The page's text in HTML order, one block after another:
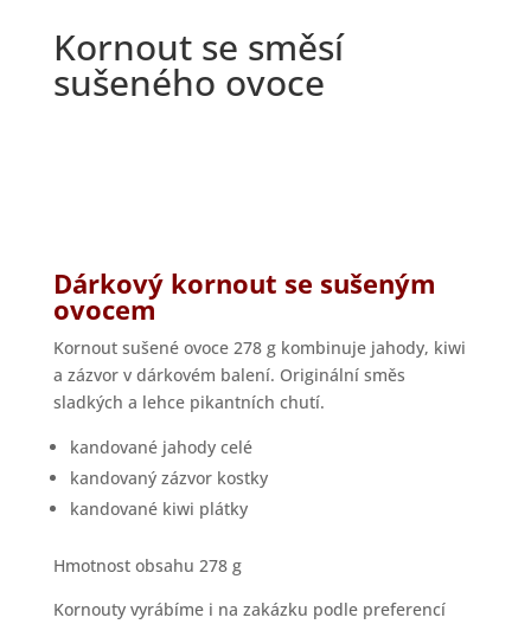
Kornout se směsí
sušeného ovoce
Dárkový kornout se sušeným
ovocem
Kornout sušené ovoce 278 g kombinuje jahody, kiwi
a zázvor v dárkovém balení. Originální směs
sladkých a lehce pikantních chutí.
kandované jahody celé
kandovaný zázvor kostky
kandované kiwi plátky
Hmotnost obsahu 278 g
Kornouty vyrábíme i na zakázku podle preferencí